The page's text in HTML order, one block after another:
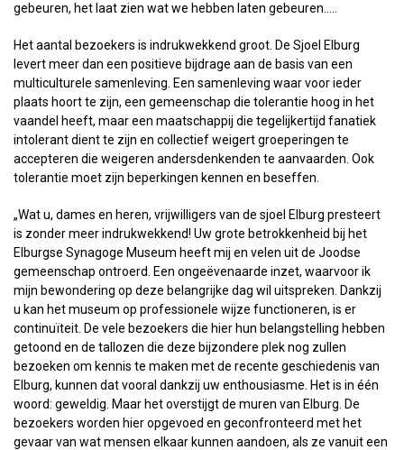
gebeuren, het laat zien wat we hebben laten gebeuren…..
Het aantal bezoekers is indrukwekkend groot. De Sjoel Elburg
levert meer dan een positieve bijdrage aan de basis van een
multiculturele samenleving. Een samenleving waar voor ieder
plaats hoort te zijn, een gemeenschap die tolerantie hoog in het
vaandel heeft, maar een maatschappij die tegelijkertijd fanatiek
intolerant dient te zijn en collectief weigert groeperingen te
accepteren die weigeren andersdenkenden te aanvaarden. Ook
tolerantie moet zijn beperkingen kennen en beseffen.
„Wat u, dames en heren, vrijwilligers van de sjoel Elburg presteert
is zonder meer indrukwekkend! Uw grote betrokkenheid bij het
Elburgse Synagoge Museum heeft mij en velen uit de Joodse
gemeenschap ontroerd. Een ongeëvenaarde inzet, waarvoor ik
mijn bewondering op deze belangrijke dag wil uitspreken. Dankzij
u kan het museum op professionele wijze functioneren, is er
continuïteit. De vele bezoekers die hier hun belangstelling hebben
getoond en de tallozen die deze bijzondere plek nog zullen
bezoeken om kennis te maken met de recente geschiedenis van
Elburg, kunnen dat vooral dankzij uw enthousiasme. Het is in één
woord: geweldig. Maar het overstijgt de muren van Elburg. De
bezoekers worden hier opgevoed en geconfronteerd met het
gevaar van wat mensen elkaar kunnen aandoen, als ze vanuit een